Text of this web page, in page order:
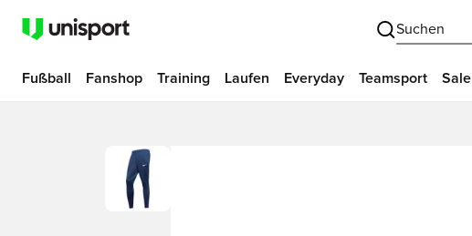
Suchen
Fußball Fanshop Training Laufen Everyday Teamsport Sale